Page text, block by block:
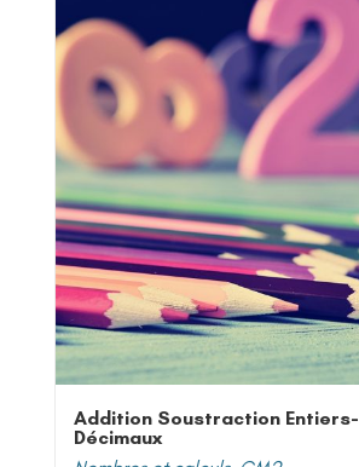
Addition Soustraction Entiers-
Décimaux